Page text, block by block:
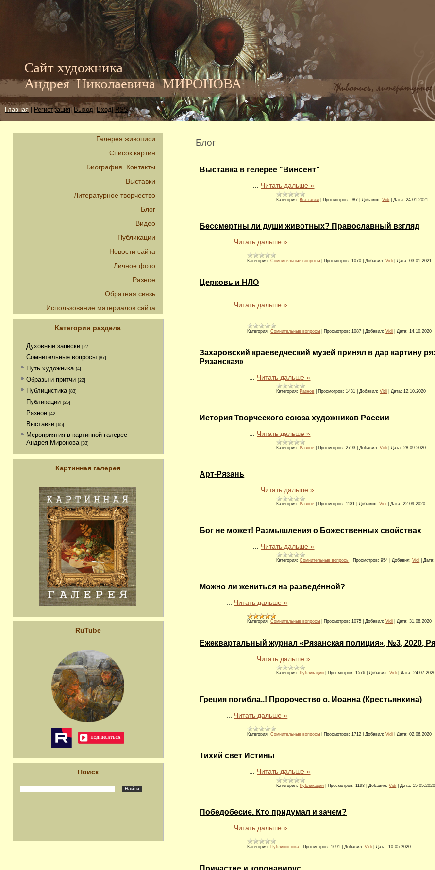
Сайт художника
Андрея Николаевича МИРОНОВА
Главная Регистрация| Выход |Вход| RSS
Галерея живописи
Список картин
Биография. Контакты
Выставки
Литературное творчество
Блог
Видео
Публикации
Новости сайта
Личное фото
Разное
Обратная связь
Использование материалов сайта
Категории раздела
Духовные записки [27]
Сомнительные вопросы [87]
Путь художника [4]
Образы и притчи [22]
Публицистика [83]
Публикации [25]
Разное [42]
Выставки [65]
Мероприятия в картинной галерее
Андрея Миронова [33]
Картинная галерея
RuTube
Поиск
Блог
Выставка в гелерее "Винсент"
Читать дальше »
Категория: Выставки Просмотров: 987 |Добавил: Vidi |Дата: 24.01.2021
Бессмертны ли души животных? Православный взгляд
Читать дальше »
Категория: Сомнительные вопросы Просмотров: 1070 |Добавил: Vidi |Дата: 03.01.2021
Церковь и НЛО
... Читать дальше »
Категория: Сомнительные вопросы Просмотров: 1087 Добавил: Vidi Дата: 14.10.2020
Захаровский краеведческий музей принял в дар картину
Рязанская»
Читать дальше »
Категория: Разное Просмотров: 1431 |Добавил: Vidi |Дата: 12.10.2020
История Творческого союза художников России
Читать дальше »
Категория: Разное Просмотров: 2703 |Добавил: Vidi |Дата: 28.09.2020
Арт-Рязань
Читать дальше »
Категория: Разное Просмотров: 1181 |Добавил: Vidi |Дата: 22.09.2020
Бог не может! Размышления о Божественных свойствах
Читать дальше »
Категория: Сомнительные вопросы Просмотров: 954 |Добавил: Vidi |Дата:
Можно ли жениться на разведённой?
Читать дальше »
Категория: Сомнительные вопросы Просмотров: 1075 |Добавил: Vidi |Дата: 31.08.2020
Ежеквартальный журнал «Рязанская полиция», №3, 2020,
Читать дальше »
Категория: Публикации Просмотров: 1576 |Добавил: Vidi |Дата:
Греция погибла..! Пророчество о. Иоанна (Крестьянкина)
Читать дальше »
Категория: Сомнительные вопросы Просмотров: 1712 |Добавил: Vidi |Дата: 02.06.2020
Тихий свет Истины
Читать дальше »
Категория: Публикации Просмотров: 1193 |Добавил: Vidi |Дата: 15.05.2020
Победобесие. Кто придумал и зачем?
Читать дальше »
Категория: Публицистика Просмотров: 1691 |Добавил: Vidi |Дата: 10.05.2020
Причастие и коронавирус